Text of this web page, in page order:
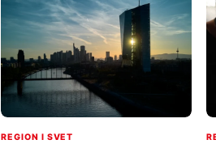
REGION I SVET